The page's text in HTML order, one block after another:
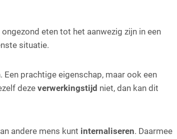
of beperkt
eten tot het aanwezig zijn in een
situatie.
prachtige eigenschap, maar ook een
deze verwerkingstijd niet, dan kan dit
andere mens kunt internaliseren. Daarmee